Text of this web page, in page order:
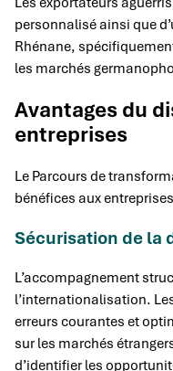
personnalisé ainsi que
Rhénane,
les marchés
Avantages du
entreprises
Le Parcours de
bénéfices aux
Sécurisation de la
L’accompagnement
l’internationalisation.
erreurs courantes et
sur les marchés
d’identifier les